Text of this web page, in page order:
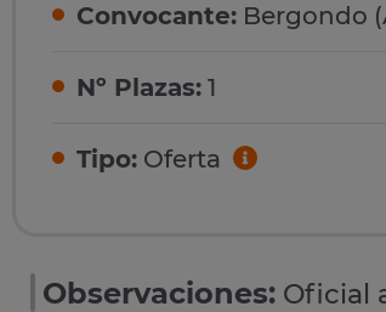
Convocante: Bergondo
Nº Plazas: 1
Tipo: Oferta
Observaciones: Oficial